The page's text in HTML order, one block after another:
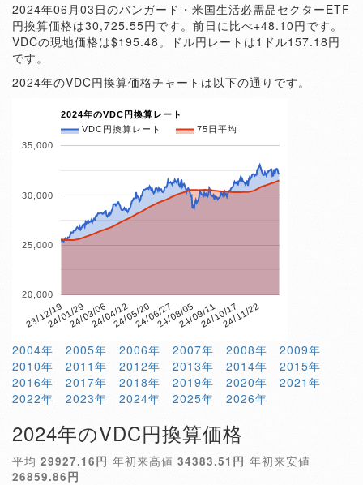
2024年06月03日のバンガード・米国生活必需品セクターETF
円換算価格は30,725.55円です。前日に比べ+48.10円です。
VDCの現地価格は$195.48。ドル円レートは1ドル157.18円
です。
2024年のVDC円換算価格チャートは以下の通りです。
2024年のVDC円換算レート
VDC円換算レート
75日平均
23/12/1924/01/2924/03/0624/04/1224/05/2024/06/2724/08/0524/09/1124/10/1724/11/22
20,000
25,000
30,000
35,000
2004年 2005年 2006年 2007年 2008年
2009年
2010年
2011年 2012年 2013年 2014年
2015年
2016年
2017年 2018年 2019年 2020年
2021年
2022年
2023年 2024年 2025年 2026年
2024年のVDC円換算価格
平均 29927.16円 年初来高値 34383.51円 年初来安値
26859.86円